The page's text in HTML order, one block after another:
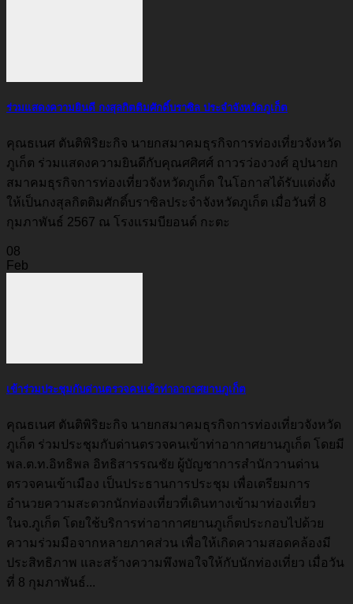
ร่วมแสดงความยินดี กงสุลกิตติมศักดิ์บราซิล ประจำจังหวัดภูเก็ต
คุณธเนศ ตันติพิริยะกิจ นายกสมาคมธุรกิจการท่องเที่ยวจังหวัด
ภูเก็ต ร่วมแสดงความยินดีกับคุณศศิศศ์ ถาวรว่องวงศ์ อุปนายก
สมาคมธุรกิจการท่องเที่ยวจังหวัดภูเก็ต ในโอกาสได้รับแต่งตั้ง
ให้เป็นกงสุลกิตติมศักดิ์บราซิลประจำจังหวัดภูเก็ต เมื่อวันที่ 8
กุมภาพันธ์ 2567 ณ โรงแรมบียอนด์ กะตะ
08
Feb
เข้าร่วมประชุมกับด่านตรวจคนเข้าท่าอากาศยานภูเก็ต
คุณธเนศ ตันติพิริยะกิจ นายกสมาคมธุรกิจการท่องเที่ยวจังหวัด
ภูเก็ต ร่วมประชุมกับด่านตรวจคนเข้าท่าอากาศยานภูเก็ต โดยมี
พล.ต.ท.อิทธิพล อิทธิสารรณชัย ผู้บัญชาการสำนักวานด่าน
ตรวจคนเข้าเมือง เป็นประธานการประชุม เพื่อเตรียมการ
อำนวยความสะดวกนักท่องเที่ยวที่เดินทางเข้ามาท่องเที่ยว
ในจ.ภูเก็ต โดยใช้บริการท่าอากาศยานภูเก็ตประกอบไปด้วย
ความร่วมมือจากหลายภาคส่วน เพื่อให้เกิดความสอดคล้องมี
ประสิทธิภาพ และสร้างความพึงพอใจให้กับนักท่องเที่ยว เมื่อวัน
ที่ 8 กุมภาพันธ์...